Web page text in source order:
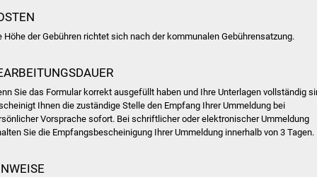
Höhe der Gebühren richtet sich nach der kommunalen Gebührensatzung.
Sie das Formular korrekt ausgefüllt haben und Ihre Unterlagen vollständig
Ihnen die zuständige Stelle den Empfang Ihrer Ummeldung bei
Vorsprache sofort. Bei schriftlicher oder elektronischer Ummeldung
Sie die Empfangsbescheinigung Ihrer Ummeldung innerhalb von 3 Tagen.